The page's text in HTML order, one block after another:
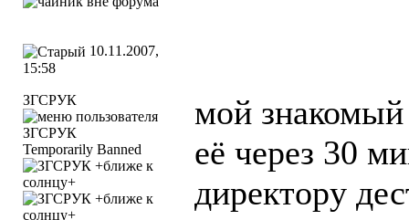
10.11.2007,
15:58
ЗГСРУК
Temporarily Banned
мой знакомый
её через 30
директору